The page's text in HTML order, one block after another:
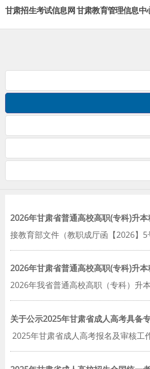
甘肃招生考试信息网 甘肃教育管理信息中
2026年甘肃省普通高校高职(专科)升
接教育部文件（教职成厅函【2026】
2026年甘肃省普通高校高职(专科)升
2026年我省普通高校高职（专科）升
关于公示2025年甘肃省成人高考具备
2025年甘肃省成人高考报名及审核工